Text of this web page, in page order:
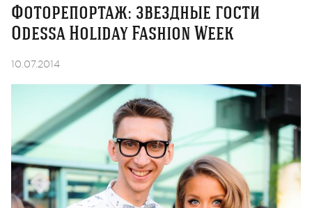
Фоторепортаж: звездные гости
Odessa Holiday Fashion Week
10.07.2014